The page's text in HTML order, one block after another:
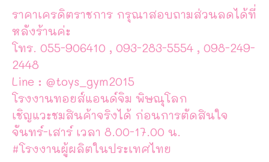
ราคาเครดิตราชการ กรุณาสอบถามส่วนลดได้ที่
หลังร้านค่ะ
โทร. 055-906410 , 093-283-5554 , 098-249-
2448
Line : @toys_gym2015
โรงงานทอยส์แอนด์จิม พิษณุโลก
เชิญแวะชมสินค้าจริงได้ ก่อนการตัดสินใจ
จันทร์-เสาร์ เวลา 8.00-17.00 น.
#โรงงานผู้ผลิตในประเทศไทย